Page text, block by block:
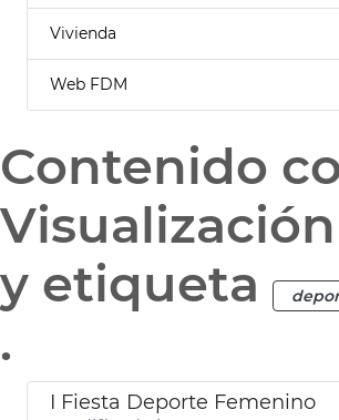
Vivienda
Web FDM
Contenido
Visualización
y etiqueta
.
I Fiesta Deporte Femenino